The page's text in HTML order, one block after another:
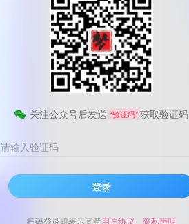
关注公众号后发送 “验证码” 获取验证码
请输入验证码
登录
扫码登录即表示同意用户协议 隐私声明